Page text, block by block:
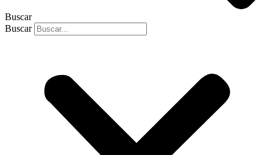
Buscar
Buscar